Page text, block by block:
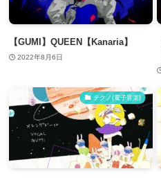
【GUMI】QUEEN【Kanaria】
2022年8月6日
テクノ(電子音楽)